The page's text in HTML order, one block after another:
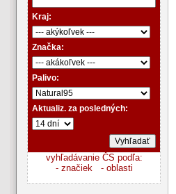
Kraj:
Značka:
Palivo:
Aktualiz. za posledných:
vyhľadávanie ČS podľa:
- značiek
- oblasti